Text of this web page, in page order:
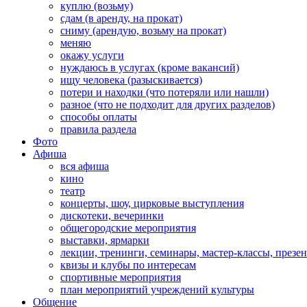
куплю (возьму)
сдам (в аренду, на прокат)
сниму (арендую, возьму на прокат)
меняю
окажу услуги
нуждаюсь в услугах (кроме вакансий)
ищу человека (разыскивается)
потери и находки (что потеряли или нашли)
разное (что не подходит для других разделов)
способы оплаты
правила раздела
Фото
Афиша
вся афиша
кино
театр
концерты, шоу, цирковые выступления
дискотеки, вечеринки
общегородские мероприятия
выставки, ярмарки
лекции, тренинги, семинары, мастер-классы,
квизы и клубы по интересам
спортивные мероприятия
план мероприятий учреждений культуры
Общение